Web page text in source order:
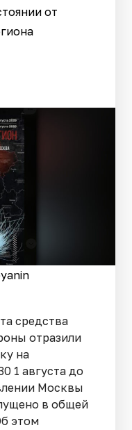
от
средства
отразили
на
1 августа до
Москвы
в общей
этом